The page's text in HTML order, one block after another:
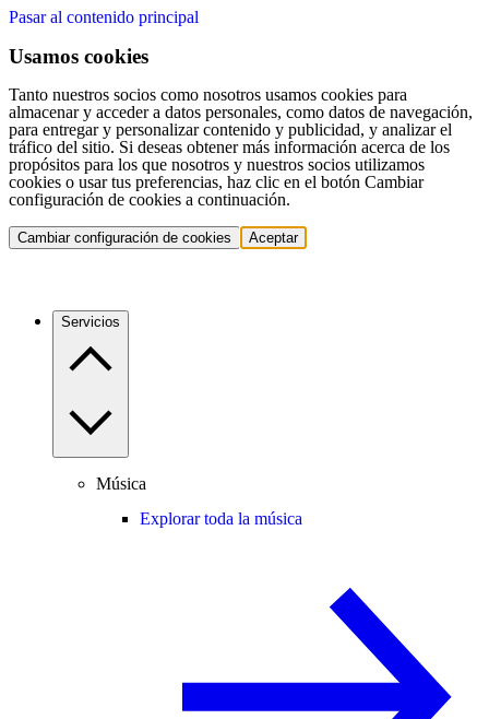
Pasar al contenido principal
Usamos cookies
Tanto nuestros socios como nosotros usamos cookies para
almacenar y acceder a datos personales, como datos de navegación,
para entregar y personalizar contenido y publicidad, y analizar el
tráfico del sitio. Si deseas obtener más información acerca de los
propósitos para los que nosotros y nuestros socios utilizamos
cookies o usar tus preferencias, haz clic en el botón Cambiar
configuración de cookies a continuación.
Cambiar configuración de cookies Aceptar
Servicios
Música
Explorar toda la música